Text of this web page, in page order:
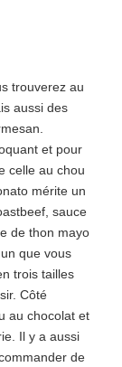
trouverez au
aussi des
et pour
celle au chou
mérite un
sauce
de thon mayo
que vous
trois tailles
Côté
au chocolat et
Il y a aussi
de